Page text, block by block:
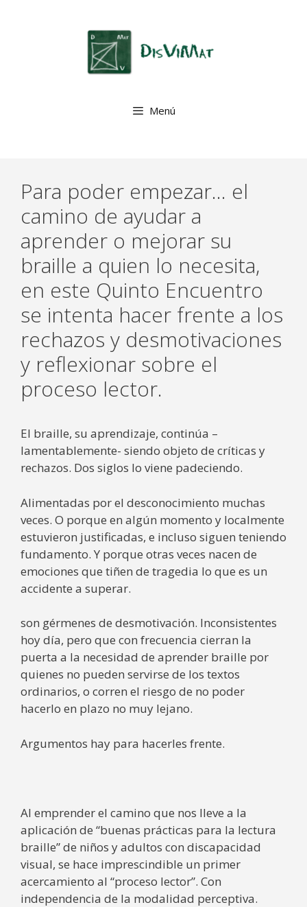
Menú
Para poder empezar… el
camino de ayudar a
aprender o mejorar su
braille a quien lo necesita,
en este Quinto Encuentro
se intenta hacer frente a los
rechazos y desmotivaciones
y reflexionar sobre el
proceso lector.
El braille, su aprendizaje, continúa –
lamentablemente- siendo objeto de críticas y
rechazos. Dos siglos lo viene padeciendo.
Alimentadas por el desconocimiento muchas
veces. O porque en algún momento y localmente
estuvieron justificadas, e incluso siguen teniendo
fundamento. Y porque otras veces nacen de
emociones que tiñen de tragedia lo que es un
accidente a superar.
son gérmenes de desmotivación. Inconsistentes
hoy día, pero que con frecuencia cierran la
puerta a la necesidad de aprender braille por
quienes no pueden servirse de los textos
ordinarios, o corren el riesgo de no poder
hacerlo en plazo no muy lejano.
Argumentos hay para hacerles frente.
Al emprender el camino que nos lleve a la
aplicación de “buenas prácticas para la lectura
braille” de niños y adultos con discapacidad
visual, se hace imprescindible un primer
acercamiento al “proceso lector”. Con
independencia de la modalidad perceptiva.